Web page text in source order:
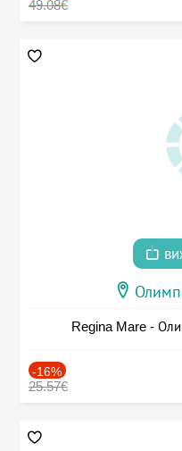
49.08€
Regina Mare -
-16%
25.57€